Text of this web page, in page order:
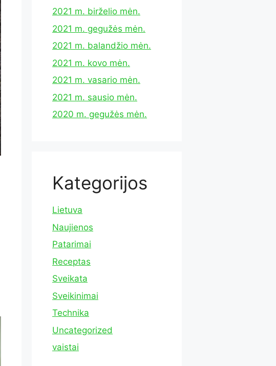
2021 m. birželio mėn.
2021 m. gegužės mėn.
2021 m. balandžio mėn.
2021 m. kovo mėn.
2021 m. vasario mėn.
2021 m. sausio mėn.
2020 m. gegužės mėn.
Kategorijos
Lietuva
Naujienos
Patarimai
Receptas
Sveikata
Sveikinimai
Technika
Uncategorized
vaistai